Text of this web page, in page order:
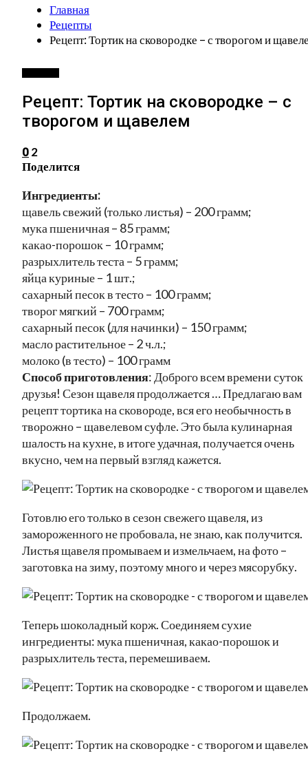
Главная
Рецепты
Рецепт: Тортик на сковородке – с творогом и
Рецепт: Тортик на сковородке – с
творогом и щавелем
0 2
Поделится
Ингредиенты:
щавель свежий (только листья) – 200 грамм;
мука пшеничная – 85 грамм;
какао-порошок – 10 грамм;
разрыхлитель теста – 5 грамм;
яйца куриные – 1 шт.;
сахарный песок в тесто – 100 грамм;
творог мягкий – 700 грамм;
сахарный песок (для начинки) – 150 грамм;
масло растительное – 2 ч.л.;
молоко (в тесто) – 100 грамм
Способ приготовления: Доброго всем времени суток
друзья! Сезон щавеля продолжается … Предлагаю вам
рецепт тортика на сковороде, вся его необычность в
творожно – щавелевом суфле. Это была кулинарная
шалость на кухне, в итоге удачная, получается очень
вкусно, чем на первый взгляд кажется.
Готовлю его только в сезон свежего щавеля, из
замороженного не пробовала, не знаю, как получится.
Листья щавеля промываем и измельчаем, на фото –
заготовка на зиму, поэтому много и через мясорубку.
Теперь шоколадный корж. Соединяем сухие
ингредиенты: мука пшеничная, какао-порошок и
разрыхлитель теста, перемешиваем.
Продолжаем.